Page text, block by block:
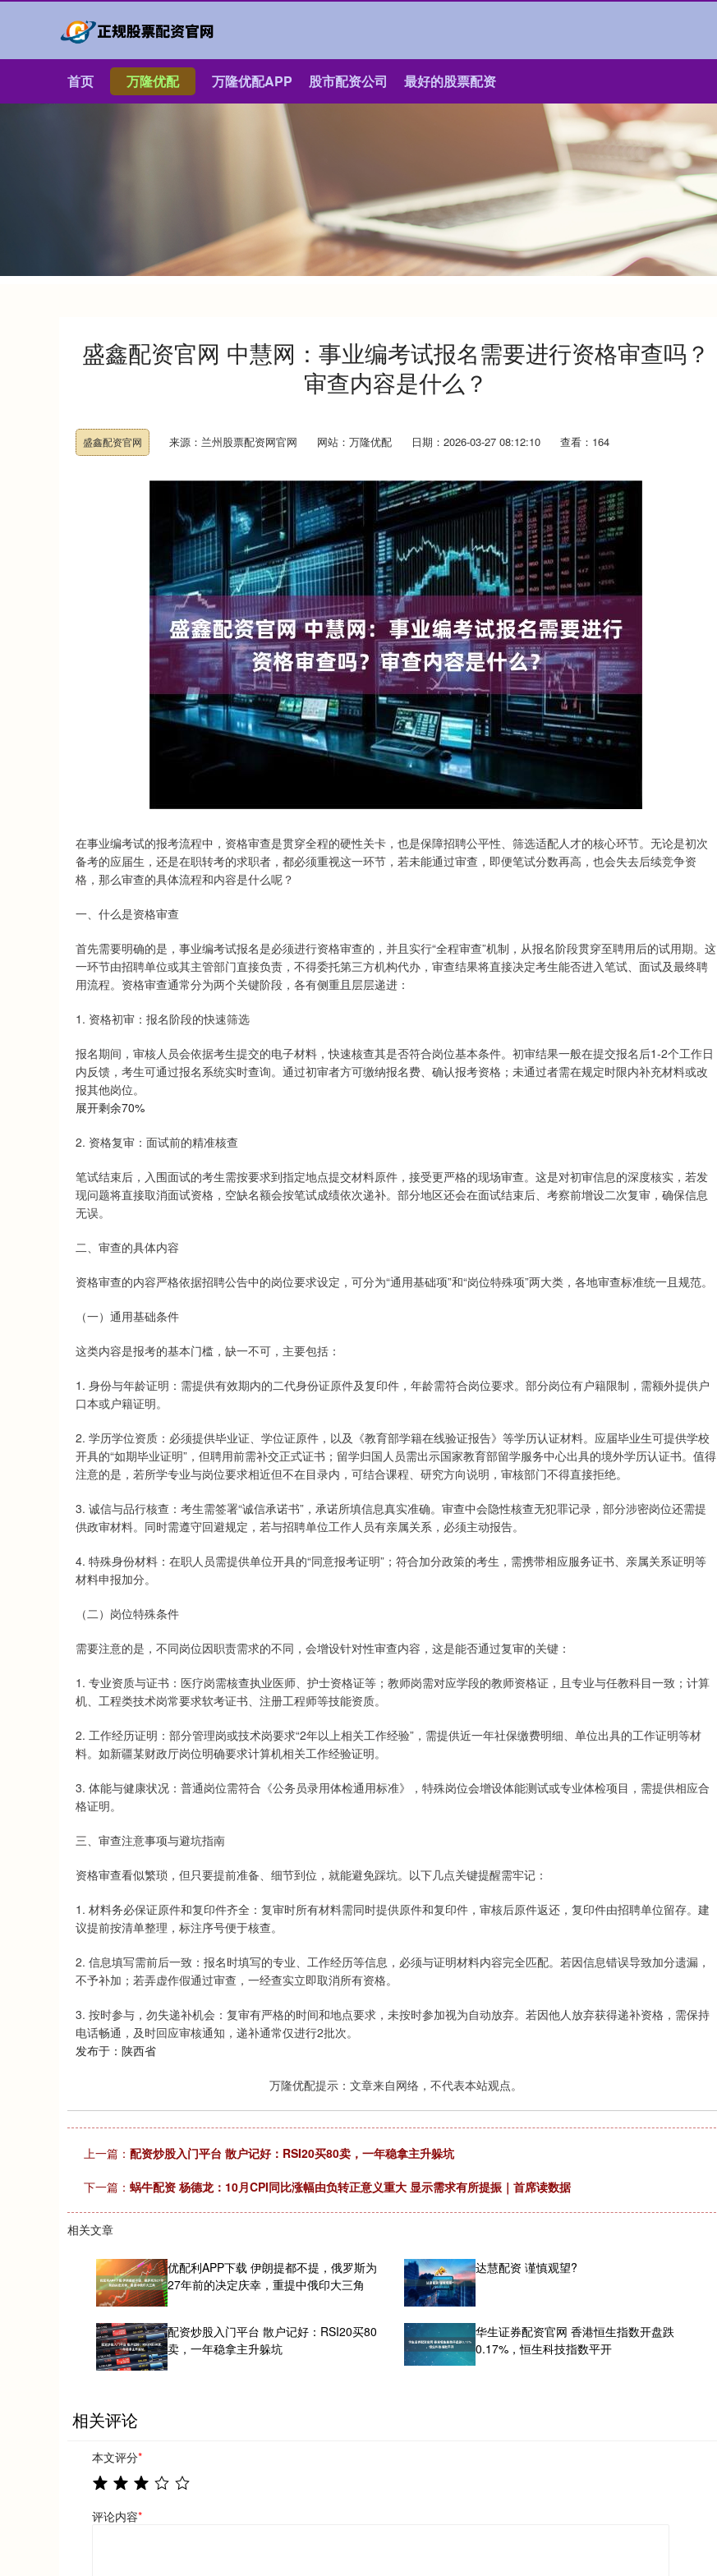
首页 万隆优配 万隆优配APP 股市配资公司 最好的股票配资
盛鑫配资官网 中慧网：事业编考试报名需要进行资格审查吗？
审查内容是什么？
盛鑫配资官网 来源：兰州股票配资网官网 网站：万隆优配 日期：2026-03-27 08:12:10 查看：164
在事业编考试的报考流程中，资格审查是贯穿全程的硬性关卡，也是保障招聘公平性、筛选适配人才的核心环节。无论是初次
备考的应届生，还是在职转考的求职者，都必须重视这一环节，若未能通过审查，即便笔试分数再高，也会失去后续竞争资
格，那么审查的具体流程和内容是什么呢？
一、什么是资格审查
首先需要明确的是，事业编考试报名是必须进行资格审查的，并且实行“全程审查”机制，从报名阶段贯穿至聘用后的试用期。这
一环节由招聘单位或其主管部门直接负责，不得委托第三方机构代办，审查结果将直接决定考生能否进入笔试、面试及最终聘
用流程。资格审查通常分为两个关键阶段，各有侧重且层层递进：
1. 资格初审：报名阶段的快速筛选
报名期间，审核人员会依据考生提交的电子材料，快速核查其是否符合岗位基本条件。初审结果一般在提交报名后1-2个工作日
内反馈，考生可通过报名系统实时查询。通过初审者方可缴纳报名费、确认报考资格；未通过者需在规定时限内补充材料或改
报其他岗位。
展开剩余70%
2. 资格复审：面试前的精准核查
笔试结束后，入围面试的考生需按要求到指定地点提交材料原件，接受更严格的现场审查。这是对初审信息的深度核实，若发
现问题将直接取消面试资格，空缺名额会按笔试成绩依次递补。部分地区还会在面试结束后、考察前增设二次复审，确保信息
无误。
二、审查的具体内容
资格审查的内容严格依据招聘公告中的岗位要求设定，可分为“通用基础项”和“岗位特殊项”两大类，各地审查标准统一且规范。
（一）通用基础条件
这类内容是报考的基本门槛，缺一不可，主要包括：
1. 身份与年龄证明：需提供有效期内的二代身份证原件及复印件，年龄需符合岗位要求。部分岗位有户籍限制，需额外提供户
口本或户籍证明。
2. 学历学位资质：必须提供毕业证、学位证原件，以及《教育部学籍在线验证报告》等学历认证材料。应届毕业生可提供学校
开具的“如期毕业证明”，但聘用前需补交正式证书；留学归国人员需出示国家教育部留学服务中心出具的境外学历认证书。值得
注意的是，若所学专业与岗位要求相近但不在目录内，可结合课程、研究方向说明，审核部门不得直接拒绝。
3. 诚信与品行核查：考生需签署“诚信承诺书”，承诺所填信息真实准确。审查中会隐性核查无犯罪记录，部分涉密岗位还需提
供政审材料。同时需遵守回避规定，若与招聘单位工作人员有亲属关系，必须主动报告。
4. 特殊身份材料：在职人员需提供单位开具的“同意报考证明”；符合加分政策的考生，需携带相应服务证书、亲属关系证明等
材料申报加分。
（二）岗位特殊条件
需要注意的是，不同岗位因职责需求的不同，会增设针对性审查内容，这是能否通过复审的关键：
1. 专业资质与证书：医疗岗需核查执业医师、护士资格证等；教师岗需对应学段的教师资格证，且专业与任教科目一致；计算
机、工程类技术岗常要求软考证书、注册工程师等技能资质。
2. 工作经历证明：部分管理岗或技术岗要求“2年以上相关工作经验”，需提供近一年社保缴费明细、单位出具的工作证明等材
料。如新疆某财政厅岗位明确要求计算机相关工作经验证明。
3. 体能与健康状况：普通岗位需符合《公务员录用体检通用标准》，特殊岗位会增设体能测试或专业体检项目，需提供相应合
格证明。
三、审查注意事项与避坑指南
资格审查看似繁琐，但只要提前准备、细节到位，就能避免踩坑。以下几点关键提醒需牢记：
1. 材料务必保证原件和复印件齐全：复审时所有材料需同时提供原件和复印件，审核后原件返还，复印件由招聘单位留存。建
议提前按清单整理，标注序号便于核查。
2. 信息填写需前后一致：报名时填写的专业、工作经历等信息，必须与证明材料内容完全匹配。若因信息错误导致加分遗漏，
不予补加；若弄虚作假通过审查，一经查实立即取消所有资格。
3. 按时参与，勿失递补机会：复审有严格的时间和地点要求，未按时参加视为自动放弃。若因他人放弃获得递补资格，需保持
电话畅通，及时回应审核通知，递补通常仅进行2批次。
发布于：陕西省
万隆优配提示：文章来自网络，不代表本站观点。
上一篇： 配资炒股入门平台 散户记好：RSI20买80卖，一年稳拿主升躲坑
下一篇： 蜗牛配资 杨德龙：10月CPI同比涨幅由负转正意义重大 显示需求有所提振｜首席读数据
相关文章
优配利APP下载 伊朗提都不提，俄罗斯为
27年前的决定庆幸，重提中俄印大三角
达慧配资 谨慎观望?
配资炒股入门平台 散户记好：RSI20买80
卖，一年稳拿主升躲坑
华生证券配资官网 香港恒生指数开盘跌
0.17%，恒生科技指数平开
相关评论
本文评分*
评论内容*
14148.86 -162.15 -1.13% 沪深300 4670.05 -24.39